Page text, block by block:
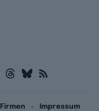
Firmen Impressum